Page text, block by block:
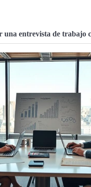
una entrevista de trabajo